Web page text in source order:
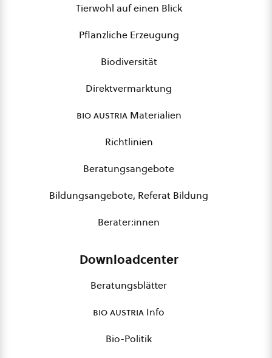
Tierwohl auf einen Blick
Pflanzliche Erzeugung
Biodiversität
Direktvermarktung
bio austriaMaterialien
Richtlinien
Beratungsangebote
Bildungsangebote, Referat Bildung
Berater:innen
Downloadcenter
Beratungsblätter
bio austria Info
Bio-Politik